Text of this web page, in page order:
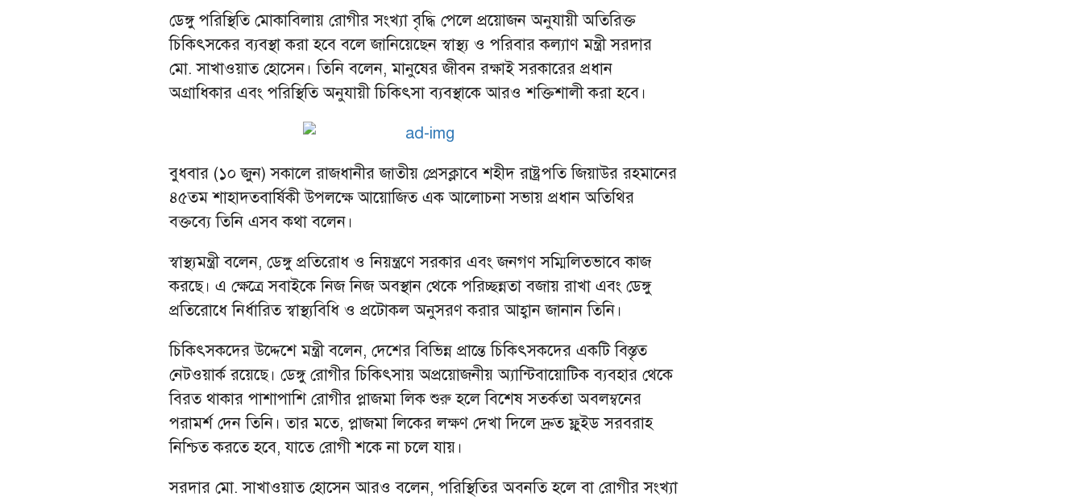
ডেঙ্গু পরিস্থিতি মোকাবিলায় রোগীর সংখ্যা বৃদ্ধি পেলে প্রয়োজন অনুযায়ী অতিরিক্ত
চিকিৎসকের ব্যবস্থা করা হবে বলে জানিয়েছেন স্বাস্থ্য ও পরিবার কল্যাণ মন্ত্রী সরদার
মো. সাখাওয়াত হোসেন। তিনি বলেন, মানুষের জীবন রক্ষাই সরকারের প্রধান
অগ্রাধিকার এবং পরিস্থিতি অনুযায়ী চিকিৎসা ব্যবস্থাকে আরও শক্তিশালী করা হবে।
বুধবার (১০ জুন) সকালে রাজধানীর জাতীয় প্রেসক্লাবে শহীদ রাষ্ট্রপতি জিয়াউর রহমানের
৪৫তম শাহাদতবার্ষিকী উপলক্ষে আয়োজিত এক আলোচনা সভায় প্রধান অতিথির
বক্তব্যে তিনি এসব কথা বলেন।
স্বাস্থ্যমন্ত্রী বলেন, ডেঙ্গু প্রতিরোধ ও নিয়ন্ত্রণে সরকার এবং জনগণ সম্মিলিতভাবে কাজ
করছে। এ ক্ষেত্রে সবাইকে নিজ নিজ অবস্থান থেকে পরিচ্ছন্নতা বজায় রাখা এবং ডেঙ্গু
প্রতিরোধে নির্ধারিত স্বাস্থ্যবিধি ও প্রটোকল অনুসরণ করার আহ্বান জানান তিনি।
চিকিৎসকদের উদ্দেশে মন্ত্রী বলেন, দেশের বিভিন্ন প্রান্তে চিকিৎসকদের একটি বিস্তৃত
নেটওয়ার্ক রয়েছে। ডেঙ্গু রোগীর চিকিৎসায় অপ্রয়োজনীয় অ্যান্টিবায়োটিক ব্যবহার থেকে
বিরত থাকার পাশাপাশি রোগীর প্লাজমা লিক শুরু হলে বিশেষ সতর্কতা অবলম্বনের
পরামর্শ দেন তিনি। তার মতে, প্লাজমা লিকের লক্ষণ দেখা দিলে দ্রুত ফ্লুইড সরবরাহ
নিশ্চিত করতে হবে, যাতে রোগী শকে না চলে যায়।
সরদার মো. সাখাওয়াত হোসেন আরও বলেন, পরিস্থিতির অবনতি হলে বা রোগীর সংখ্যা